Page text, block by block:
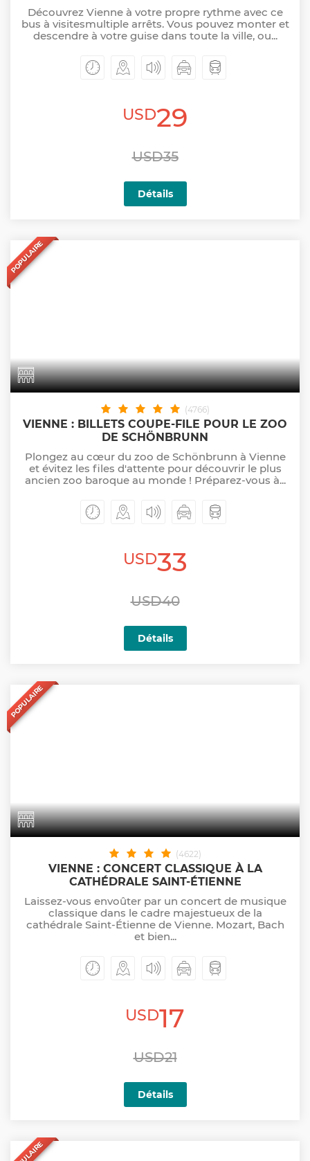
Découvrez Vienne à votre propre rythme avec ce
bus à visitesmultiple arrêts. Vous pouvez monter et
descendre à votre guise dans toute la ville, ou...
USD29
USD35
Détails
POPULAIRE
(4766)
VIENNE : BILLETS COUPE-FILE POUR LE ZOO
DE SCHÖNBRUNN
Plongez au cœur du zoo de Schönbrunn à Vienne
et évitez les files d'attente pour découvrir le plus
ancien zoo baroque au monde ! Préparez-vous à...
USD33
USD40
Détails
POPULAIRE
(4622)
VIENNE : CONCERT CLASSIQUE À LA
CATHÉDRALE SAINT-ÉTIENNE
Laissez-vous envoûter par un concert de musique
classique dans le cadre majestueux de la
cathédrale Saint-Étienne de Vienne. Mozart, Bach
et bien...
USD17
USD21
Détails